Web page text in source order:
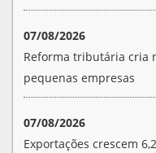
07/08/2026
Reforma tributária cria
pequenas empresas
07/08/2026
Exportações crescem